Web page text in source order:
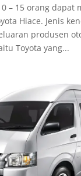
– 15 orang dapat
Hiace. Jenis
produsen
Toyota yang...